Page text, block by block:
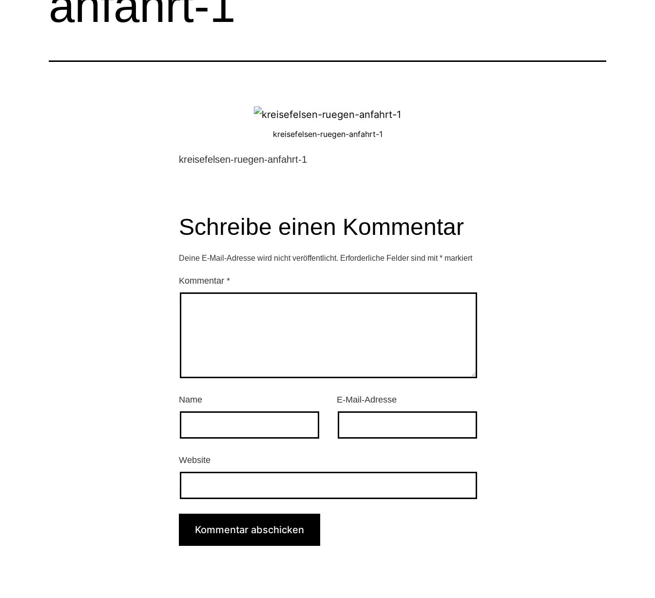
kreisefelsen-ruegen-anfahrt-1
kreisefelsen-ruegen-anfahrt-1
Schreibe einen Kommentar
Deine E-Mail-Adresse wird nicht veröffentlicht. Erforderliche Felder sind mit* markiert
Kommentar *
Name E-Mail-Adresse
Website